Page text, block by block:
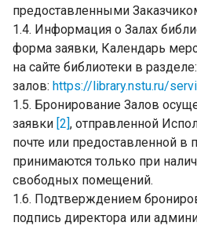
предоставленными
1.4. Информация о Залах
форма заявки, Календарь
на сайте библиотеки в
залов: https://library.nstu.ru/
1.5. Бронирование Залов
заявки [2], отправленной
почте или предоставленной в
принимаются только при
свободных помещений.
1.6. Подтверждением
подпись директора или